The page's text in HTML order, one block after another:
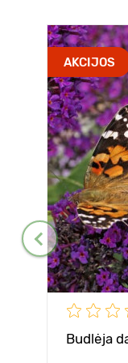
AKCIJOS
Budlėja